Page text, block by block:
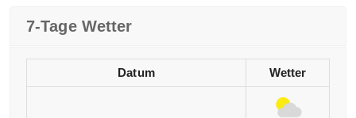
7-Tage Wetter
Datum Wetter